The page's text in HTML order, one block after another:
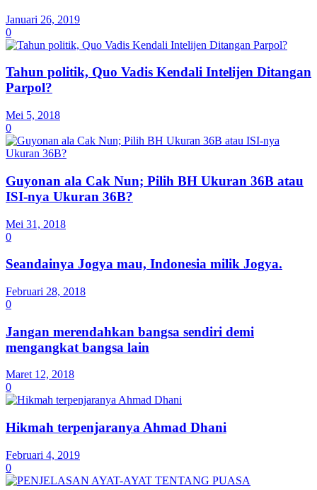
Januari 26, 2019
0
Tahun politik, Quo Vadis Kendali Intelijen Ditangan
Parpol?
Mei 5, 2018
0
Guyonan ala Cak Nun; Pilih BH Ukuran 36B atau
ISI-nya Ukuran 36B?
Mei 31, 2018
0
Seandainya Jogya mau, Indonesia milik Jogya.
Februari 28, 2018
0
Jangan merendahkan bangsa sendiri demi
mengangkat bangsa lain
Maret 12, 2018
0
Hikmah terpenjaranya Ahmad Dhani
Februari 4, 2019
0